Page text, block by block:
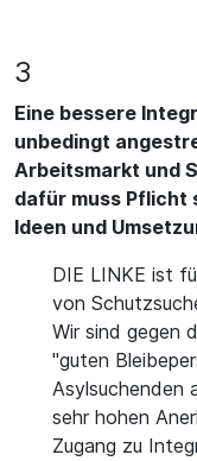
3
Eine bessere
unbedingt
Arbeitsmarkt und
dafür muss Pflicht
Ideen und
DIE LINKE ist
von
Wir sind gegen
"guten
Asylsuchenden
sehr hohen
Zugang zu